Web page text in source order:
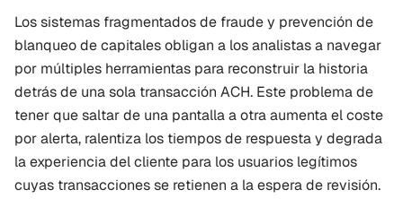
Los sistemas fragmentados de fraude y prevención de
blanqueo de capitales obligan a los analistas a navegar
por múltiples herramientas para reconstruir la historia
detrás de una sola transacción ACH. Este problema de
tener que saltar de una pantalla a otra aumenta el coste
por alerta, ralentiza los tiempos de respuesta y degrada
la experiencia del cliente para los usuarios legítimos
cuyas transacciones se retienen a la espera de revisión.